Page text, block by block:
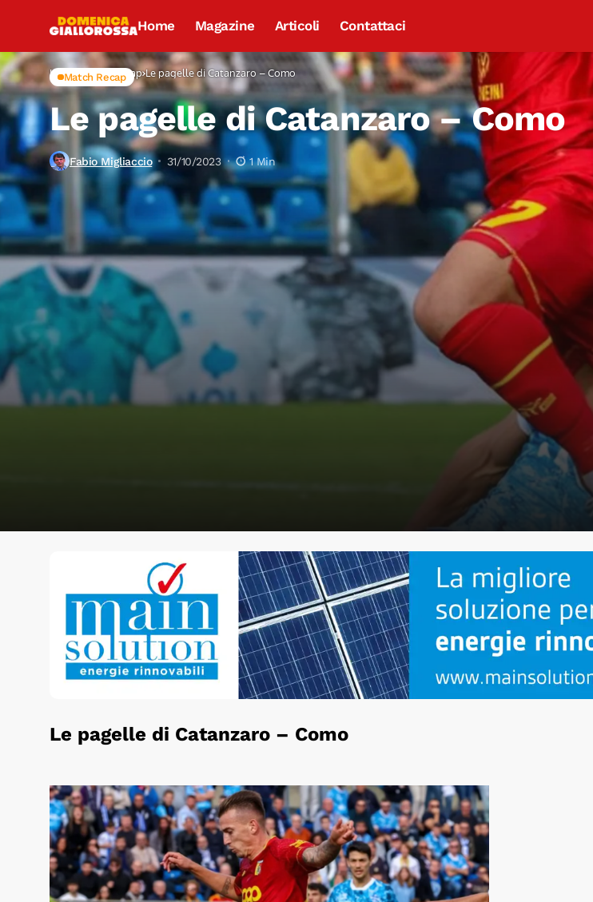
Home Magazine Articoli Contattaci
Home Match Recap Le pagelle di Catanzaro – Como
Match Recap
Le pagelle di Catanzaro – Como
Fabio Migliaccio 31/10/2023 1 Min
Le pagelle di Catanzaro – Como